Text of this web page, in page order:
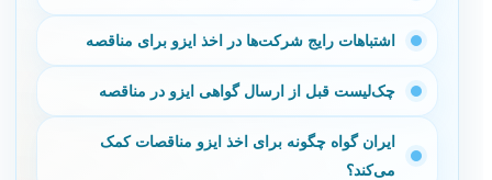
اشتباهات رایج شرکت‌ها در اخذ ایزو برای مناقصه
چک‌لیست قبل از ارسال گواهی ایزو در مناقصه
ایران گواه چگونه برای اخذ ایزو مناقصات کمک
می‌کند؟